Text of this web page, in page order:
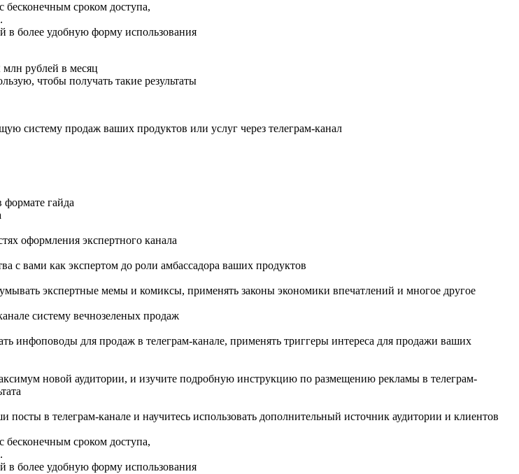
бесконечным сроком доступа,
в более удобную форму использования
рублей в месяц
чтобы получать такие результаты
систему продаж ваших продуктов или услуг через телеграм-канал
гайда
оформления экспертного канала
с вами как экспертом до роли амбассадора ваших продуктов
экспертные мемы и комиксы, применять законы экономики впечатлений и многое другое
систему вечнозеленых продаж
инфоповоды для продаж в телеграм-канале, применять триггеры интереса для продажи ваших
новой аудитории, и изучите подробную инструкцию по размещению рекламы в телеграм-
в телеграм-канале и научитесь использовать дополнительный источник аудитории и клиентов
бесконечным сроком доступа,
в более удобную форму использования